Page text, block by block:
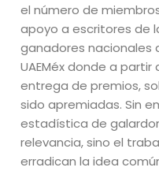
el número de
apoyo a escritores de
ganadores nacionales
UAEMéx donde a partir
entrega de premios,
sido apremiadas. Sin
estadística de
relevancia, sino el
erradican la idea